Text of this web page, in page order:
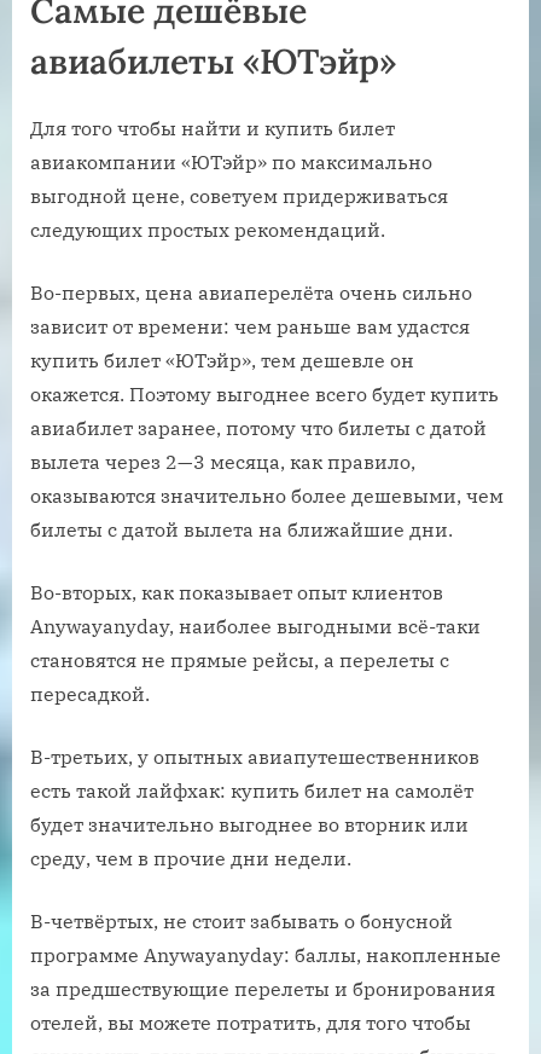
Самые дешёвые
авиабилеты «ЮТэйр»
Для того чтобы найти и купить билет
авиакомпании «ЮТэйр» по максимально
выгодной цене, советуем придерживаться
следующих простых рекомендаций.
Во-первых, цена авиаперелёта очень сильно
зависит от времени: чем раньше вам удастся
купить билет «ЮТэйр», тем дешевле он
окажется. Поэтому выгоднее всего будет купить
авиабилет заранее, потому что билеты с датой
вылета через 2—3 месяца, как правило,
оказываются значительно более дешевыми, чем
билеты с датой вылета на ближайшие дни.
Во-вторых, как показывает опыт клиентов
Anywayanyday, наиболее выгодными всё-таки
становятся не прямые рейсы, а перелеты с
пересадкой.
В-третьих, у опытных авиапутешественников
есть такой лайфхак: купить билет на самолёт
будет значительно выгоднее во вторник или
среду, чем в прочие дни недели.
В-четвёртых, не стоит забывать о бонусной
программе Anywayanyday: баллы, накопленные
за предшествующие перелеты и бронирования
отелей, вы можете потратить, для того чтобы